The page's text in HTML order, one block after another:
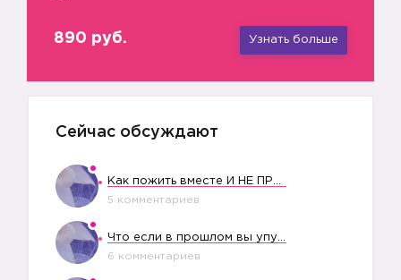
890 руб. Узнать больше
Сейчас обсуждают
Как пожить вместе И НЕ ПРОЛЕТЕТЬ СО СВАДЬБОЙ
5 комментариев
Что если в прошлом вы упустили свое счастье?
6 комментариев